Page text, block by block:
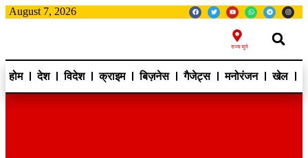
August 7, 2026
राज्य चुने
होम देश विदेश क्राइम बिज़नेस गैजेट्स मनोरंजन खेल